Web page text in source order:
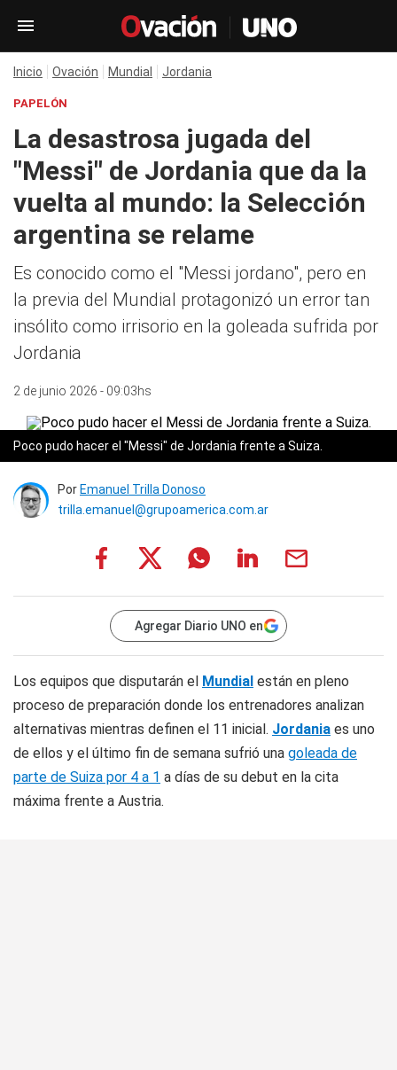
Inicio Ovación Mundial Jordania
PAPELÓN
La desastrosa jugada del
"Messi" de Jordania que da la
vuelta al mundo: la Selección
argentina se relame
Es conocido como el "Messi jordano", pero en
la previa del Mundial protagonizó un error tan
insólito como irrisorio en la goleada sufrida por
Jordania
2 de junio 2026 - 09:03hs
Poco pudo hacer el "Messi" de Jordania frente a Suiza.
Por Emanuel Trilla Donoso
trilla.emanuel@grupoamerica.com.ar
Agregar Diario UNO en
Los equipos que disputarán el Mundial están en pleno
proceso de preparación donde los entrenadores analizan
alternativas mientras definen el 11 inicial. Jordania es uno
de ellos y el último fin de semana sufrió una goleada de
parte de Suiza por 4 a 1 a días de su debut en la cita
máxima frente a Austria.